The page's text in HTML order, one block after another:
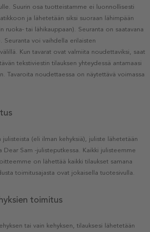
Suurin osa tuotteistamme ei luonnollisesti
ja lähetetään siksi suoraan lähimpään
ruoka- tai lähikauppaan). Seuranta on saatavana
Seuranta voi vaihdella erilaisten
Kun tavarat ovat valmiita noudettaviksi, saat
tekstiviestin tilauksen yhteydessä antamaasi
Tavaroita noudettaessa on näytettävä voimassa
julisteista (eli ilman kehyksiä), juliste lähetetään
Dear Sam -julisteputkessa. Kaikki julisteemme
on lähettää kaikki tilaukset samana
toimitusajasta ovat jokaisella tuotesivulla.
toimitus
tai vain kehyksen, tilauksesi lähetetään